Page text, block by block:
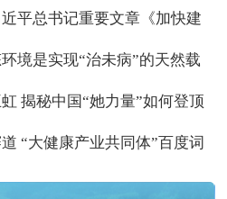
近平总书记重要文章《加快建
境是实现“治未病”的天然载
揭秘中国“她力量”如何登顶
“大健康产业共同体”百度词